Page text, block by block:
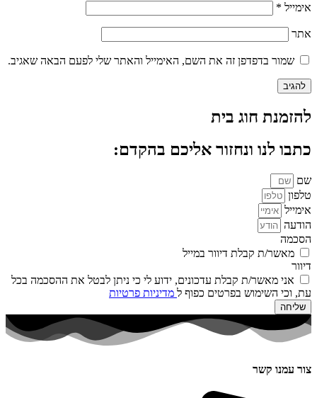
אימייל *
אתר
שמור בדפדפן זה את השם, האימייל והאתר שלי לפעם הבאה שאגיב.
להזמנת חוג בית
כתבו לנו ונחזור אליכם בהקדם:
שם
טלפון
אימייל
הודעה
הסכמה
מאשר/ת קבלת דיוור במייל
דיוור
אני מאשר/ת קבלת עדכונים, ידוע לי כי ניתן לבטל את ההסכמה בכל
עת, וכי השימוש בפרטים כפוף ל מדיניות פרטיות
שליחה
צור עמנו קשר